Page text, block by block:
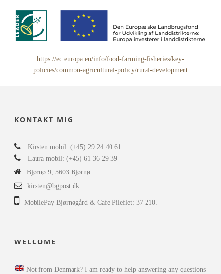
https://ec.europa.eu/info/food-farming-fisheries/key-
policies/common-agricultural-policy/rural-development
KONTAKT MIG
Kirsten mobil: (+45) 29 24 40 61
Laura mobil: (+45) 61 36 29 39
Bjørnø 9, 5603 Bjørnø
kirsten@bgpost.dk
MobilePay Bjørnøgård & Cafe Pileflet: 37 210.
WELCOME
Not from Denmark? I am ready to help answering any questions